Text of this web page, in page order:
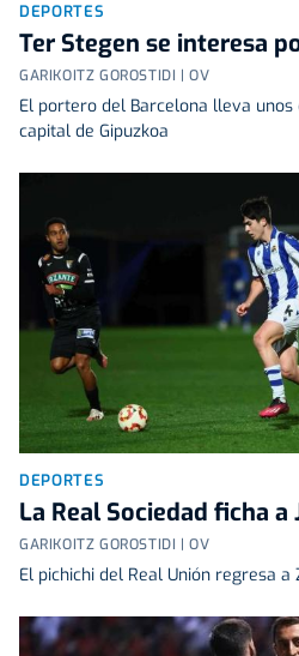
DEPORTES
Ter Stegen se interesa
GARIKOITZ GOROSTIDI | OV
El portero del Barcelona lleva
capital de Gipuzkoa
DEPORTES
La Real Sociedad ficha a
GARIKOITZ GOROSTIDI | OV
El pichichi del Real Unión regresa a